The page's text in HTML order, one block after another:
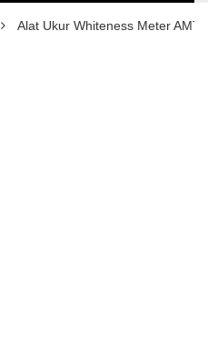
Alat Ukur Whiteness Meter